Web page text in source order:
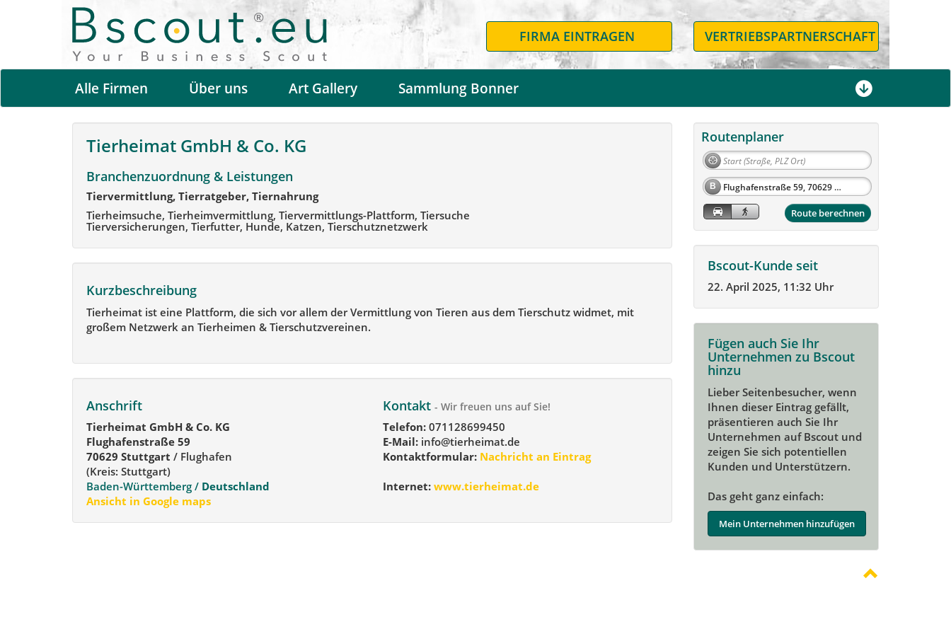
FIRMA EINTRAGEN VERTRIEBSPARTNERSCHAFT
Alle Firmen Über uns Art Gallery Sammlung Bonner
Tierheimat GmbH & Co. KG
Branchenzuordnung & Leistungen
Tiervermittlung, Tierratgeber, Tiernahrung
Tierheimsuche, Tierheimvermittlung, Tiervermittlungs-Plattform, Tiersuche
Tierversicherungen, Tierfutter, Hunde, Katzen, Tierschutznetzwerk
Kurzbeschreibung
Tierheimat ist eine Plattform, die sich vor allem der Vermittlung von Tieren aus dem Tierschutz widmet, mit
großem Netzwerk an Tierheimen & Tierschutzvereinen.
Anschrift
Tierheimat GmbH & Co. KG
Flughafenstraße 59
70629 Stuttgart / Flughafen
(Kreis: Stuttgart)
Baden-Württemberg / Deutschland
Ansicht in Google maps
Kontakt - Wir freuen uns auf Sie!
Telefon:071128699450
E-Mail:info@tierheimat.de
Kontaktformular:Nachricht an Eintrag
Internet: www.tierheimat.de
Routenplaner
B
Route berechnen
Bscout-Kunde seit
22. April 2025, 11:32 Uhr
Fügen auch Sie Ihr
Unternehmen zu Bscout
hinzu
Lieber Seitenbesucher, wenn
Ihnen dieser Eintrag gefällt,
präsentieren auch Sie Ihr
Unternehmen auf Bscout und
zeigen Sie sich potentiellen
Kunden und Unterstützern.
Das geht ganz einfach:
Mein Unternehmen hinzufügen